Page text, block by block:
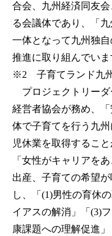
合会、九州経済同友
る会議体であり、「
一体となって九州独
推進に取り組んでいま
※2 子育てランド九
プロジェクトリーダ
経営者協会が務め、
体で子育てを行う九
児休業を取得するこ
「女性がキャリアを
出産、子育ての希望
し、「(1)男性の育休
イアスの解消」「(3)
康課題への理解促進